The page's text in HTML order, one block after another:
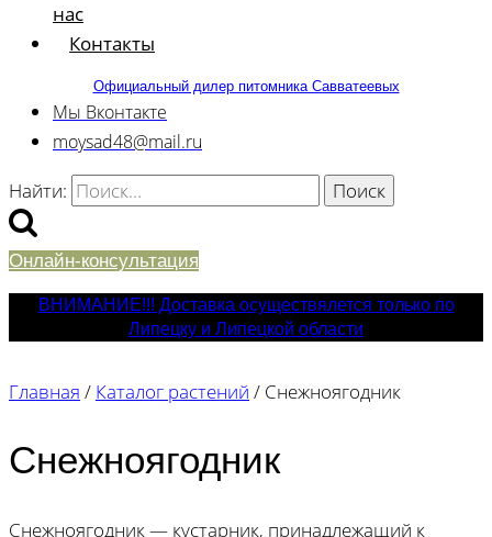
нас
Контакты
Официальный дилер питомника Савватеевых
Мы Вконтакте
moysad48@mail.ru
Найти:
Онлайн-консультация
ВНИМАНИЕ!!! Доставка осуществялется только по
Липецку и Липецкой области
Главная / Каталог растений / Снежноягодник
Снежноягодник
Снежноягодник — кустарник, принадлежащий к